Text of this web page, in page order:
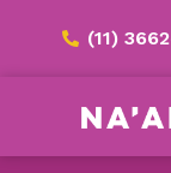
(11)